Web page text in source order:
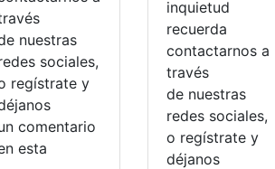
a la salida de divisas,Impuestos,
nuestras
sociales,
regístrate y
comentario
esta
inquietud
recuerda
contactarnos a
través
de nuestras
redes sociales,
o regístrate y
déjanos